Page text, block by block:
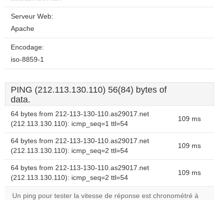
Serveur Web:
Apache
Encodage:
iso-8859-1
PING (212.113.130.110) 56(84) bytes of
data.
64 bytes from 212-113-130-110.as29017.net
(212.113.130.110): icmp_seq=1 ttl=54
109 ms
64 bytes from 212-113-130-110.as29017.net
(212.113.130.110): icmp_seq=2 ttl=54
109 ms
64 bytes from 212-113-130-110.as29017.net
(212.113.130.110): icmp_seq=2 ttl=54
109 ms
Un ping pour tester la vitesse de réponse est chronométré à